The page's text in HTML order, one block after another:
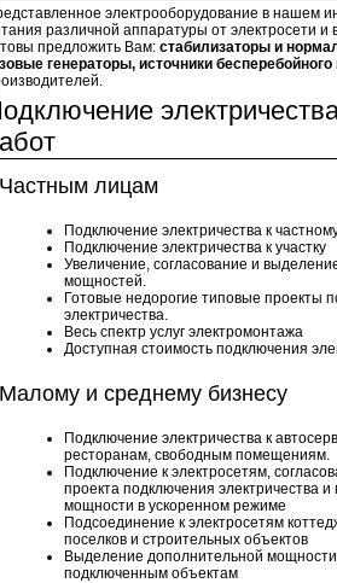
электрооборудование в нашем
различной аппаратуры от электросети
предложить Вам:стабилизаторы и
генераторы, источники
Частным лицам
Подключение электричества к
Подключение электричества к участку
Увеличение, согласование и
мощностей.
Готовые недорогие типовые проекты
электричества.
Весь спектр услуг электромонтажа
Доступная стоимость подключения
Малому и среднему бизнесу
Подключение электричества к
ресторанам, свободным помещениям.
Подключение к электросетям,
проекта подключения электричества
мощности в ускоренном режиме
Подсоединение к электросетям
поселков и строительных объектов
Выделение дополнительной мощности
подключенным объектам